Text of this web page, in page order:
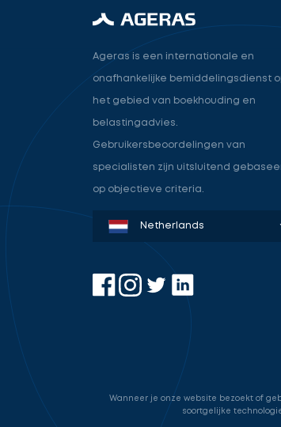
Ageras is een internationale en
onafhankelijke bemiddelingsdienst
het gebied van boekhouding en
belastingadvies.
Gebruikersbeoordelingen van
specialisten zijn uitsluitend
op objectieve criteria.
Denmark
Sweden
Norway
Netherlands
Germany
USA
Wanneer je onze website bezoekt of
soortgelijke